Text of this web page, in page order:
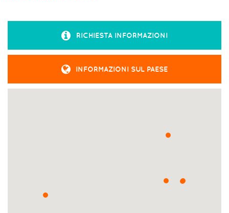
RICHIESTA INFORMAZIONI
INFORMAZIONI SUL PAESE